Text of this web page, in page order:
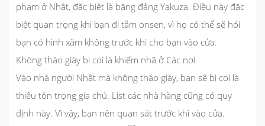
phạm ở Nhật, đặc biệt là băng đảng Yakuza. Điều này đặc
biệt quan trọng khi bạn đi tắm onsen, vì họ có thể sẽ hỏi
bạn có hình xăm không trước khi cho bạn vào cửa.
Không tháo giày bị coi là khiếm nhã ở Các nơi
Vào nhà người Nhật mà không tháo giày, bạn sẽ bị coi là
thiếu tôn trọng gia chủ. List các nhà hàng cũng có quy
định này. Vì vậy, bạn nên quan sát trước khi vào cửa.